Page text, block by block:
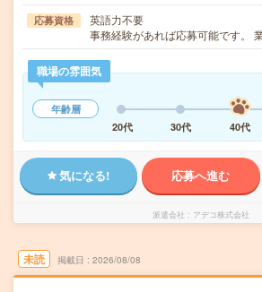
応募資格
英語力不要
事務経験があれば応募可能です。
職場の雰囲気
年齢層
20代
30代 40代
気になる! 応募へ進む
派遣会社 アデコ株式会社
未読 掲載日 2026/08/08